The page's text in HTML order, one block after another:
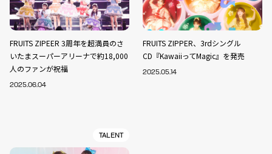
FRUITS ZIPEER 3周年を超満員のさ
いたまスーパーアリーナで約18,000
人のファンが祝福
2025.06.04
FRUITS ZIPPER、3rdシングル
CD『KawaiiってMagic』を発売
2025.05.14
TALENT